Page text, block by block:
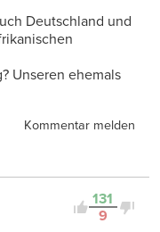
Deutschland und
Unseren ehemals
Kommentar melden
131
9